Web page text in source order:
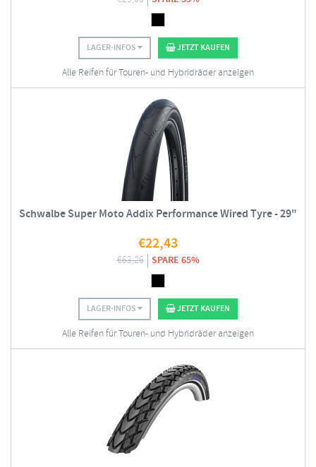
LAGER-INFOS JETZT KAUFEN
Alle Reifen für Touren- und Hybridräder anzeigen
Schwalbe Super Moto Addix Performance Wired Tyre - 29"
€22,43
€63,26 SPARE 65%
LAGER-INFOS JETZT KAUFEN
Alle Reifen für Touren- und Hybridräder anzeigen